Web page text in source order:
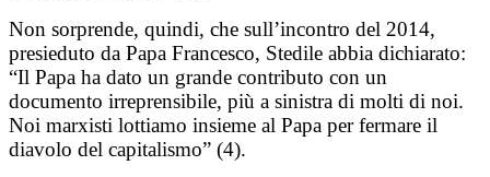
Non sorprende, quindi, che sull’incontro del 2014,
presieduto da Papa Francesco, Stedile abbia dichiarato:
“Il Papa ha dato un grande contributo con un
documento irreprensibile, più a sinistra di molti di noi.
Noi marxisti lottiamo insieme al Papa per fermare il
diavolo del capitalismo” (4).